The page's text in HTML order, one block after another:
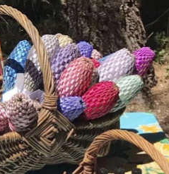
Histoire
Village et Patrimoine
Nature et Paysages
De pierre et de roche